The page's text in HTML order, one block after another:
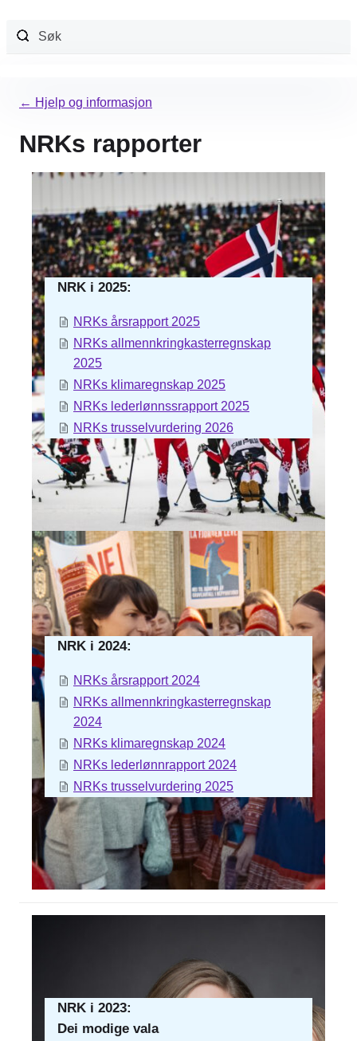
innhold
← Hjelp og informasjon
NRKs rapporter
NRK i 2025:
NRKs årsrapport 2025
NRKs allmennkringkasterregnskap
2025
NRKs klimaregnskap 2025
NRKs lederlønnssrapport 2025
NRKs trusselvurdering 2026
NRK i 2024:
NRKs årsrapport 2024
NRKs allmennkringkasterregnskap
2024
NRKs klimaregnskap 2024
NRKs lederlønnrapport 2024
NRKs trusselvurdering 2025
NRK i 2023:
Dei modige vala